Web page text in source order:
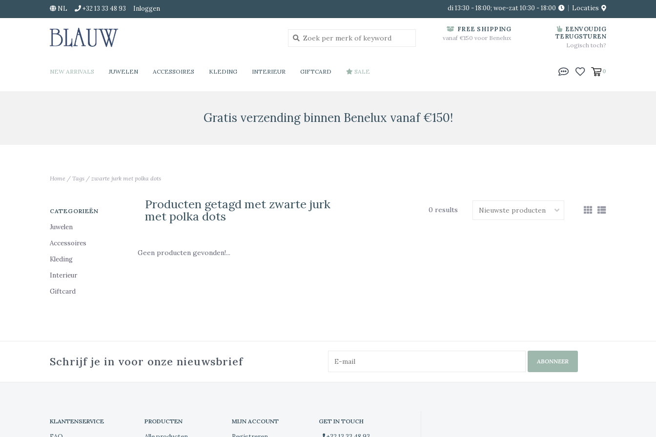
NL +32 13 33 48 93 Inloggen di 13:30 - 18:00; woe-zat 10:30 - 18:00 Locaties
FREE SHIPPING
vanaf €150 voor Benelux
EENVOUDIG
TERUGSTUREN
Logisch toch?
NEW ARRIVALS JUWELEN ACCESSOIRES KLEDING INTERIEUR GIFTCARD SALE 0
Gratis verzending binnen Benelux vanaf €150!
Home / Tags / zwarte jurk met polka dots
CATEGORIEËN
Juwelen
Accessoires
Kleding
Interieur
Giftcard
Producten getagd met zwarte jurk
met polka dots
0 results
Geen producten gevonden!...
Schrijf je in voor onze nieuwsbrief ABONNEER
KLANTENSERVICE PRODUCTEN MIJN ACCOUNT GET IN TOUCH